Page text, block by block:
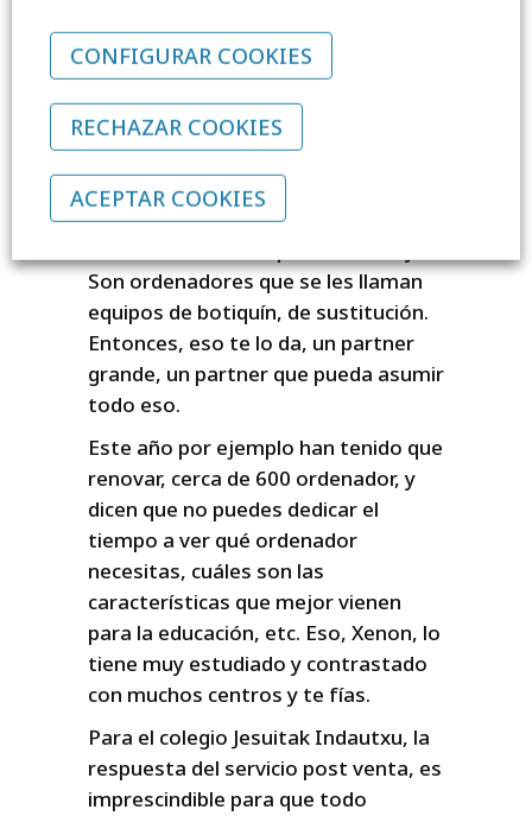
puede ser un partner que te deje
tirado. “Yo soy la familia de un chaval
que se le ha roto el ordenador, y
estoy pagando por un servicio, que
se le ha roto el ordenador, que dice
¿qué tiempo va estar sin él? Le
respondemos no, no, te damos uno,
Son ordenadores que se les llaman
equipos de botiquín, de sustitución.
Entonces, eso te lo da, un partner
grande, un partner que pueda asumir
todo eso.
Este año por ejemplo han tenido que
renovar, cerca de 600 ordenador, y
dicen que no puedes dedicar el
tiempo a ver qué ordenador
necesitas, cuáles son las
características que mejor vienen
para la educación, etc. Eso, Xenon, lo
tiene muy estudiado y contrastado
con muchos centros y te fías.
Para el colegio Jesuitak Indautxu, la
respuesta del servicio post venta, es
imprescindible para que todo
CONFIGURAR COOKIES
RECHAZAR COOKIES
ACEPTAR COOKIES